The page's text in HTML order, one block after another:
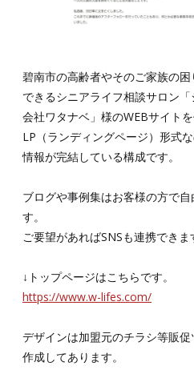
碧南市の高齢者やそのご家族の
できるシニアライフ相談サロン
会社ワタナベ」様のWEBサイトを
LP（ランディングページ）形式
情報が完結している構成です。
ブログや事例集はお客様の方で
す。
ご要望があればSNSも連携できま
↓トップページはこちらです。
https://www.w-lifes.com/
デザインは加盟元のチラシ等販
作成してあります。